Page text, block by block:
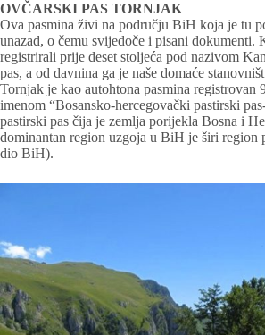
OVČARSKI PAS TORNJAK
Ova pasmina živi na području BiH koja je tu
unazad, o čemu svijedoče i pisani dokumenti.
registrirali prije deset stoljeća pod nazivom
pas, a od davnina ga je naše domaće
Tornjak je kao autohtona pasmina registrovan
imenom “Bosansko-hercegovački pastirski
pastirski pas čija je zemlja porijekla Bosna i
dominantan region uzgoja u BiH je širi region
dio BiH).